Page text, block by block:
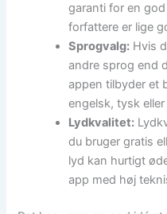
garanti for en
forfattere er lige
Sprogvalg: Hvis
andre sprog end
appen tilbyder et
engelsk, tysk
Lydkvalitet:
du bruger gratis
lyd kan hurtigt
app med høj